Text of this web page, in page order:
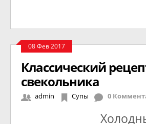
08 Фев 2017
Классический
свекольника
admin Супы 0